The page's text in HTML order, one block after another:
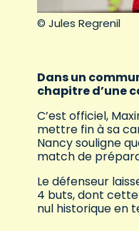
© Jules Regrenil
Dans un
chapitre d’une
C’est officiel,
mettre fin à sa
Nancy souligne
match de
Le défenseur
4 buts, dont
nul historique en